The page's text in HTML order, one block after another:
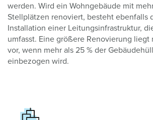
werden. Wird ein Wohngebäude mit
Stellplätzen renoviert, besteht ebenfalls
Installation einer Leitungsinfrastruktur,
umfasst. Eine größere Renovierung liegt
vor, wenn mehr als 25 % der
einbezogen wird.